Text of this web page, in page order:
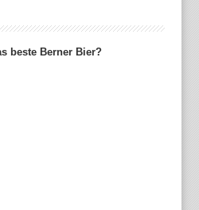
beste Berner Bier?